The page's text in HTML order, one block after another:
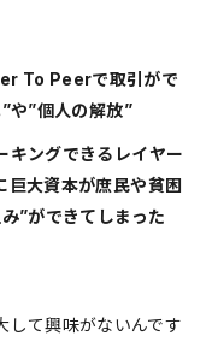
To Peerで取引がで
や”個人の解放”
キングできるレイヤー
巨大資本が庶民や貧困
”ができてしまった
して興味がないんです